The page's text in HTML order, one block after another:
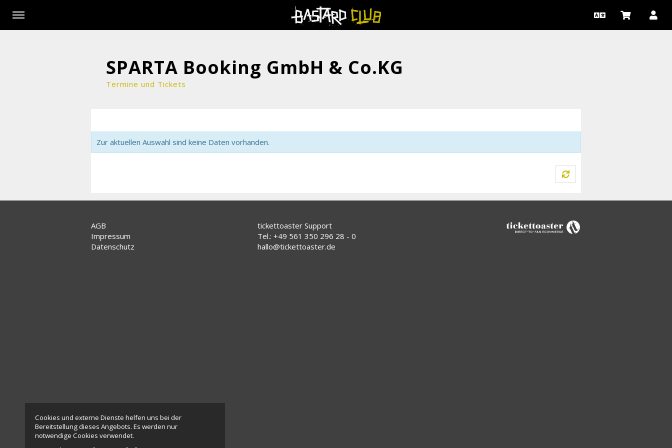
SPARTA Booking GmbH & Co.KG
Termine und Tickets
Zur aktuellen Auswahl sind keine Daten vorhanden.
AGB
Impressum
Datenschutz
tickettoaster Support
Tel.: +49 561 350 296 28 - 0
hallo@tickettoaster.de
Cookies und externe Dienste helfen uns bei der
Bereitstellung dieses Angebots. Es werden nur
notwendige Cookies verwendet.